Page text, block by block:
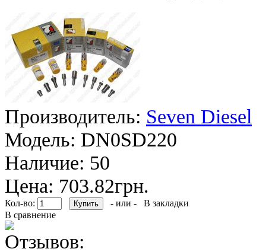
Производитель: Seven Diesel
Модель: DN0SD220
Наличие: 50
Цена: 703.82грн.
Кол-во: - или -
В закладки
В сравнение